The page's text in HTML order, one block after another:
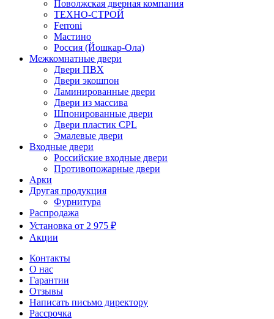
Поволжская дверная компания
ТЕХНО-СТРОЙ
Ferroni
Мастино
Россия (Йошкар-Ола)
Межкомнатные двери
Двери ПВХ
Двери экошпон
Ламинированные двери
Двери из массива
Шпонированные двери
Двери пластик CPL
Эмалевые двери
Входные двери
Российские входные двери
Противопожарные двери
Арки
Другая продукция
Фурнитура
Распродажа
Установка от 2 975 ₽
Акции
Контакты
О нас
Гарантии
Отзывы
Написать письмо директору
Рассрочка